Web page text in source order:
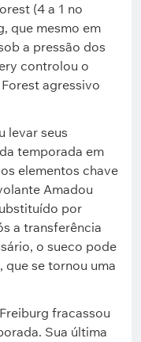
(4 a 1 no
que mesmo em
a pressão dos
controlou o
agressivo
levar seus
temporada em
elementos chave
Amadou
por
a transferência
o sueco pode
se tornou uma
fracassou
Sua última